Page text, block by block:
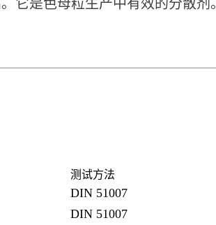
。 它是色母粒生产中有效的分散
测试方法
DIN 51007
DIN 51007